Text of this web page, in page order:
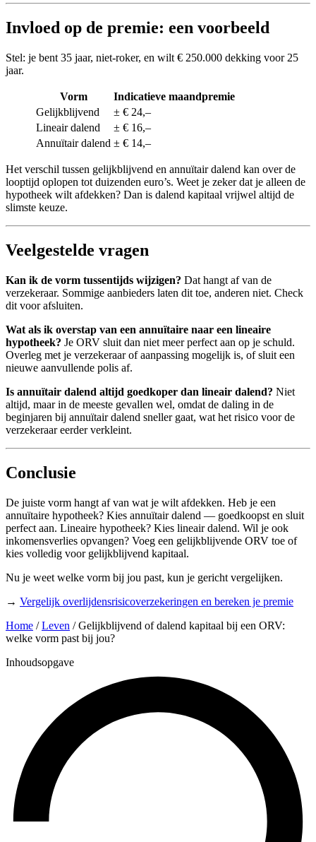
Invloed op de premie: een voorbeeld
Stel: je bent 35 jaar, niet-roker, en wilt € 250.000 dekking voor 25
jaar.
Vorm
Indicatieve maandpremie
Gelijkblijvend
± € 24,–
Lineair dalend
± € 16,–
Annuïtair dalend ± € 14,–
Het verschil tussen gelijkblijvend en annuïtair dalend kan over de
looptijd oplopen tot duizenden euro’s. Weet je zeker dat je alleen de
hypotheek wilt afdekken? Dan is dalend kapitaal vrijwel altijd de
slimste keuze.
Veelgestelde vragen
Kan ik de vorm tussentijds wijzigen? Dat hangt af van de
verzekeraar. Sommige aanbieders laten dit toe, anderen niet. Check
dit voor afsluiten.
Wat als ik overstap van een annuïtaire naar een lineaire
hypotheek? Je ORV sluit dan niet meer perfect aan op je schuld.
Overleg met je verzekeraar of aanpassing mogelijk is, of sluit een
nieuwe aanvullende polis af.
Is annuïtair dalend altijd goedkoper dan lineair dalend? Niet
altijd, maar in de meeste gevallen wel, omdat de daling in de
beginjaren bij annuïtair dalend sneller gaat, wat het risico voor de
verzekeraar eerder verkleint.
Conclusie
De juiste vorm hangt af van wat je wilt afdekken. Heb je een
annuïtaire hypotheek? Kies annuïtair dalend — goedkoopst en sluit
perfect aan. Lineaire hypotheek? Kies lineair dalend. Wil je ook
inkomensverlies opvangen? Voeg een gelijkblijvende ORV toe of
kies volledig voor gelijkblijvend kapitaal.
Nu je weet welke vorm bij jou past, kun je gericht vergelijken.
→ Vergelijk overlijdensrisicoverzekeringen en bereken je premie
Home /Leven /Gelijkblijvend of dalend kapitaal bij een ORV:
welke vorm past bij jou?
Inhoudsopgave